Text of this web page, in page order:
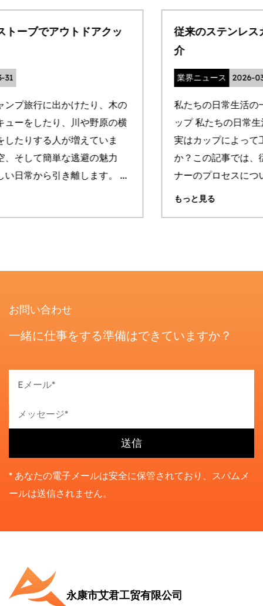
従来のステンレスカップの内容器工程のご紹
私たちの日常生活の一部として、 ステンレス鋼のカ
ップ 私たちの日常生活から切り離せないものです。
実はカップによって工程が違うことをご存知です
か？この記事では、従来のステンレス製カップライ
ナーのプロセスについ...
お問い合わせ
一緒に仕事をする準備はできていますか？
* あなたの電子メールは安全に保管されており、スパムメ
ールは送信されません。
永康市艾君工贸有限公司